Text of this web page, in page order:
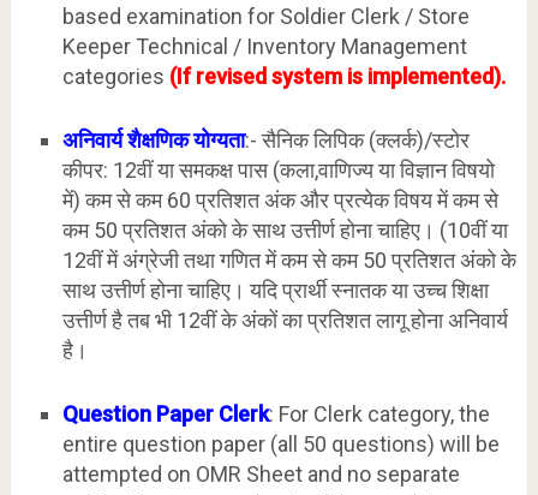
based examination for Soldier Clerk / Store
Keeper Technical / Inventory Management
categories (If revised system is implemented).
अनिवार्य शैक्षणिक योग्यता:- सैनिक लिपिक (क्लर्क)/स्टोर
कीपर: 12वीं या समकक्ष पास (कला,वाणिज्य या विज्ञान विषयो
में) कम से कम 60 प्रतिशत अंक और प्रत्येक विषय में कम से
कम 50 प्रतिशत अंको के साथ उत्तीर्ण होना चाहिए। (10वीं या
12वीं में अंग्रेजी तथा गणित में कम से कम 50 प्रतिशत अंको के
साथ उत्तीर्ण होना चाहिए। यदि प्रार्थी स्नातक या उच्च शिक्षा
उत्तीर्ण है तब भी 12वीं के अंकों का प्रतिशत लागू होना अनिवार्य
है।
Question Paper Clerk: For Clerk category, the
entire question paper (all 50 questions) will be
attempted on OMR Sheet and no separate